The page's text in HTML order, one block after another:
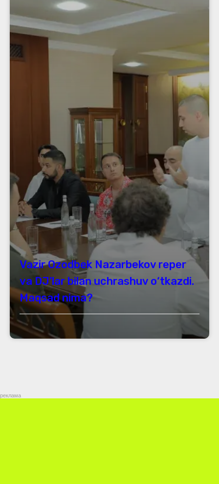
Vazir Ozodbek Nazarbekov reper
va DJ’lar bilan uchrashuv o‘tkazdi.
Maqsad nima?
реклама